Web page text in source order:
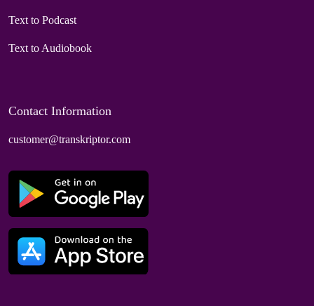
Text to Podcast
Text to Audiobook
Contact Information
customer@transkriptor.com